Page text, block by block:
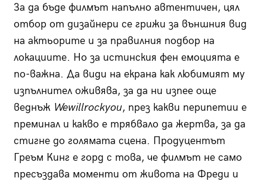
За да бъде филмът напълно автентичен, цял
отбор от дизайнери се грижи за външния вид
на актьорите и за правилния подбор на
локациите. Но за истинския фен емоцията е
по-важна. Да види на екрана как любимият му
изпълнител оживява, за да ни изпее още
веднъж Wewillrockyou, през какви перипетии е
преминал и какво е трябвало да жертва, за да
стигне до голямата сцена. Продуцентът
Греъм Кинг е горд с това, че филмът не само
пресъздава моменти от живота на Фреди и